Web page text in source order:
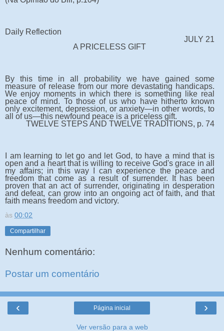
Daily Reflection
JULY 21
A PRICELESS GIFT
By this time in all probability we have gained some
measure of release from our more devastating handicaps.
We enjoy moments in which there is something like real
peace of mind. To those of us who have hitherto known
only excitement, depression, or anxiety—in other words, to
all of us—this newfound peace is a priceless gift.
TWELVE STEPS AND TWELVE TRADITIONS, p. 74
I am learning to let go and let God, to have a mind that is
open and a heart that is willing to receive God's grace in all
my affairs; in this way I can experience the peace and
freedom that come as a result of surrender. It has been
proven that an act of surrender, originating in desperation
and defeat, can grow into an ongoing act of faith, and that
faith means freedom and victory.
às 00:02
Compartilhar
Nenhum comentário:
Postar um comentário
‹ ›
Página inicial
Ver versão para a web